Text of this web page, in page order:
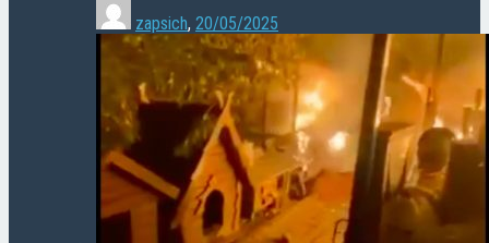
zapsich, 20/05/2025